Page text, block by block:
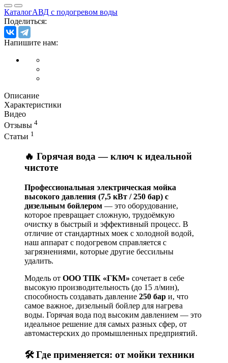
КаталогАВД с подогревом воды
Поделиться:
Напишите нам:
Описание
Характеристики
Видео
Отзывы 4
Статьи 1
🔥 Горячая вода — ключ к идеальной
чистоте
Профессиональная электрическая мойка
высокого давления (7,5 кВт / 250 бар) с
дизельным бойлером — это оборудование,
которое превращает сложную, трудоёмкую
очистку в быстрый и эффективный процесс. В
отличие от стандартных моек с холодной водой,
наш аппарат с подогревом справляется с
загрязнениями, которые другие бессильны
удалить.
Модель от ООО ТПК «ГКМ» сочетает в себе
высокую производительность (до 15 л/мин),
способность создавать давление 250 бар и, что
самое важное, дизельный бойлер для нагрева
воды. Горячая вода под высоким давлением — это
идеальное решение для самых разных сфер, от
автомастерских до промышленных предприятий.
🛠️ Где применяется: от мойки техники